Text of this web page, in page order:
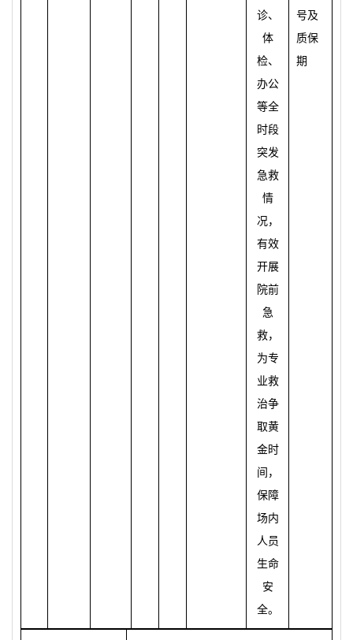
诊、
体
检、
办公
等全
时段
突发
急救
情
况，
有效
开展
院前
急
救，
为专
业救
治争
取黄
金时
间 ，
保障
场内
人 员
生命
安
全。
号及
质保
期